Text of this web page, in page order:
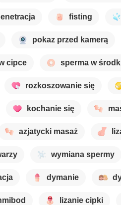
fisting
pokaz przed kamerą
cipce sperma w
rozkoszowanie się
kochanie się
azjatycki masaż
wymiana spermy
dymanie
lizanie cipki